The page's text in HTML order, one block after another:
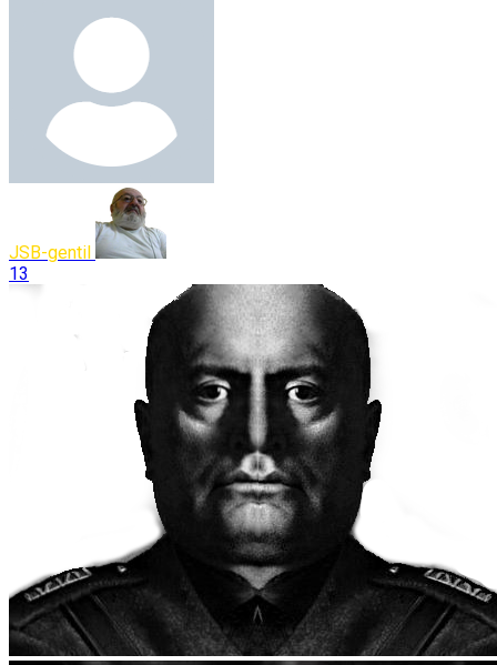
JSB-gentil
13